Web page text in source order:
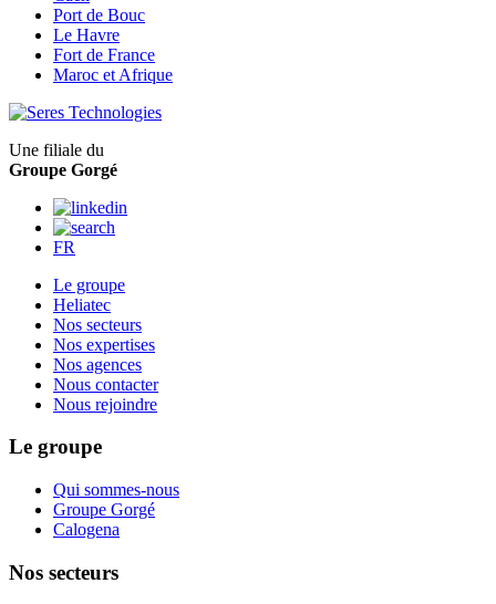
Port de Bouc
Le Havre
Fort de France
Maroc et Afrique
Une filiale du
Groupe Gorgé
FR
Le groupe
Heliatec
Nos secteurs
Nos expertises
Nos agences
Nous contacter
Nous rejoindre
Le groupe
Qui sommes-nous
Groupe Gorgé
Calogena
Nos secteurs